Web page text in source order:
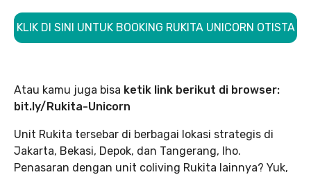
KLIK DI SINI UNTUK BOOKING RUKITA UNICORN OTISTA
Atau kamu juga bisa ketik link berikut di browser:
bit.ly/Rukita-Unicorn
Unit Rukita tersebar di berbagai lokasi strategis di
Jakarta, Bekasi, Depok, dan Tangerang, lho.
Penasaran dengan unit coliving Rukita lainnya? Yuk,